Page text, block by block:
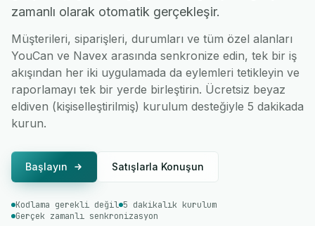
zamanlı olarak otomatik gerçekleşir.
Müşterileri, siparişleri, durumları ve tüm özel alanları
YouCan ve Navex arasında senkronize edin, tek bir iş
akışından her iki uygulamada da eylemleri tetikleyin ve
raporlamayı tek bir yerde birleştirin. Ücretsiz beyaz
eldiven (kişiselleştirilmiş) kurulum desteğiyle 5 dakikada
kurun.
Başlayın Satışlarla Konuşun
Kodlama gerekli değil 5 dakikalık kurulum
Gerçek zamanlı senkronizasyon